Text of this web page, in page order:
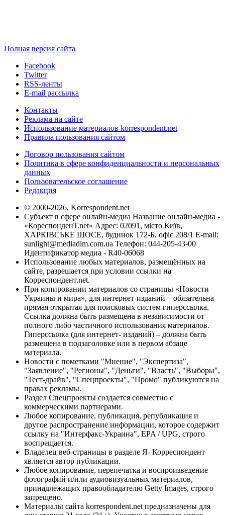
Полная версия сайта
Facebook
Twitter
RSS-ленты
E-mail рассылка
Контакты
Реклама на сайте
Использование материалов korrespondent.net
Правила пользования сайтом
Договор пользования сайтом
Политика в сфере конфиденциальности и персональных
данных
Пользовательское соглашение
Редакция
© 2000-2026, Korrespondent.net
Субъект в сфере онлайн-медиа Название онлайн-медиа -
«КореспонденТ.net» Адрес: 02091, місто Київ,
ХАРКІВСЬКЕ ШОСЕ, будинок 172-Б, офіс 208/1 E-mail:
sunlight@mediadim.com.ua Телефон: 044-205-43-00
Идентификатор медиа - R40-06068
Использование любых материалов, размещённых на
сайте, разрешается при условии ссылки на
Корреспондент.net.
При копировании материалов со страницы «Новости
Украины и мира», для интернет-изданий – обязательна
прямая открытая для поисковых систем гиперссылка.
Ссылка должна быть размещена в независимости от
полного либо частичного использования материалов.
Гиперссылка (для интернет- изданий) – должна быть
размещена в подзаголовке или в первом абзаце
материала.
Новости с пометками "Мнение", "Экспертиза",
"Заявление", "Регионы", "Деньги", "Власть", "Выборы",
"Тест-драйв", "Спецпроекты", "Промо" публикуются на
правах рекламы.
Раздел Спецпроекты создается совместно с
коммерческими партнерами.
Любое копирование, публикация, републикация и
другое распространение информации, которое содержит
ссылку на "Интерфакс-Украина", EPA / UPG, строго
воспрещается.
Владелец веб-страницы в разделе Я- Корреспондент
является автор публикации.
Любое копирование, перепечатка и воспроизведение
фотографий и/или аудиовизуальных материалов,
принадлежащих правообладателю Getty Images, строго
запрещено.
Материалы сайта korrespondent.net предназначены для